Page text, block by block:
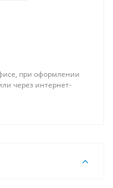
при оформлении
через интернет-